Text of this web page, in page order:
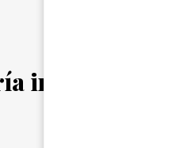
interesar...